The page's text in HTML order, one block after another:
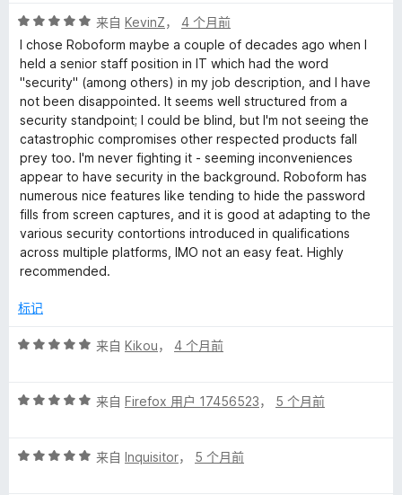
评
分
5
/
5
来自 KevinZ， 4 个月前
I chose Roboform maybe a couple of decades ago when I
held a senior staff position in IT which had the word
"security" (among others) in my job description, and I have
not been disappointed. It seems well structured from a
security standpoint; I could be blind, but I'm not seeing the
catastrophic compromises other respected products fall
prey too. I'm never fighting it - seeming inconveniences
appear to have security in the background. Roboform has
numerous nice features like tending to hide the password
fills from screen captures, and it is good at adapting to the
various security contortions introduced in qualifications
across multiple platforms, IMO not an easy feat. Highly
recommended.
标记
评
/
来自 Kikou， 4 个月前
评
/
来自 Firefox 用户 17456523， 5 个月前
评
来自 Inquisitor， 5 个月前